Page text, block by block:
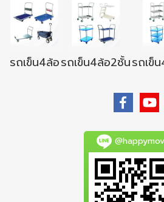
รถเข็น4ล้อรถเข็น4ล้อ2ชั้นรถเข็